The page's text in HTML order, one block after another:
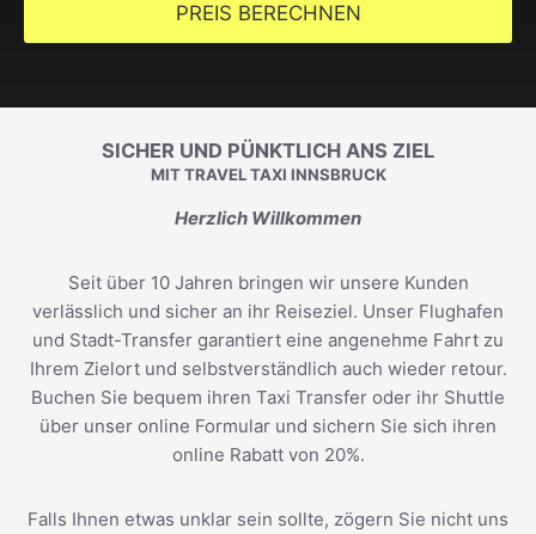
PREIS BERECHNEN
SICHER UND PÜNKTLICH ANS ZIEL
MIT TRAVEL TAXI INNSBRUCK
Herzlich Willkommen
Seit über 10 Jahren bringen wir unsere Kunden
verlässlich und sicher an ihr Reiseziel. Unser Flughafen
und Stadt-Transfer garantiert eine angenehme Fahrt zu
Ihrem Zielort und selbstverständlich auch wieder retour.
Buchen Sie bequem ihren Taxi Transfer oder ihr Shuttle
über unser online Formular und sichern Sie sich ihren
online Rabatt von 20%.
Falls Ihnen etwas unklar sein sollte, zögern Sie nicht uns